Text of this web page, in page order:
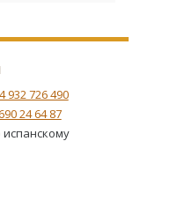
932 726 490
24 64 87
испанскому